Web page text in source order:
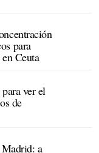
para
Ceuta
ver el
de
a